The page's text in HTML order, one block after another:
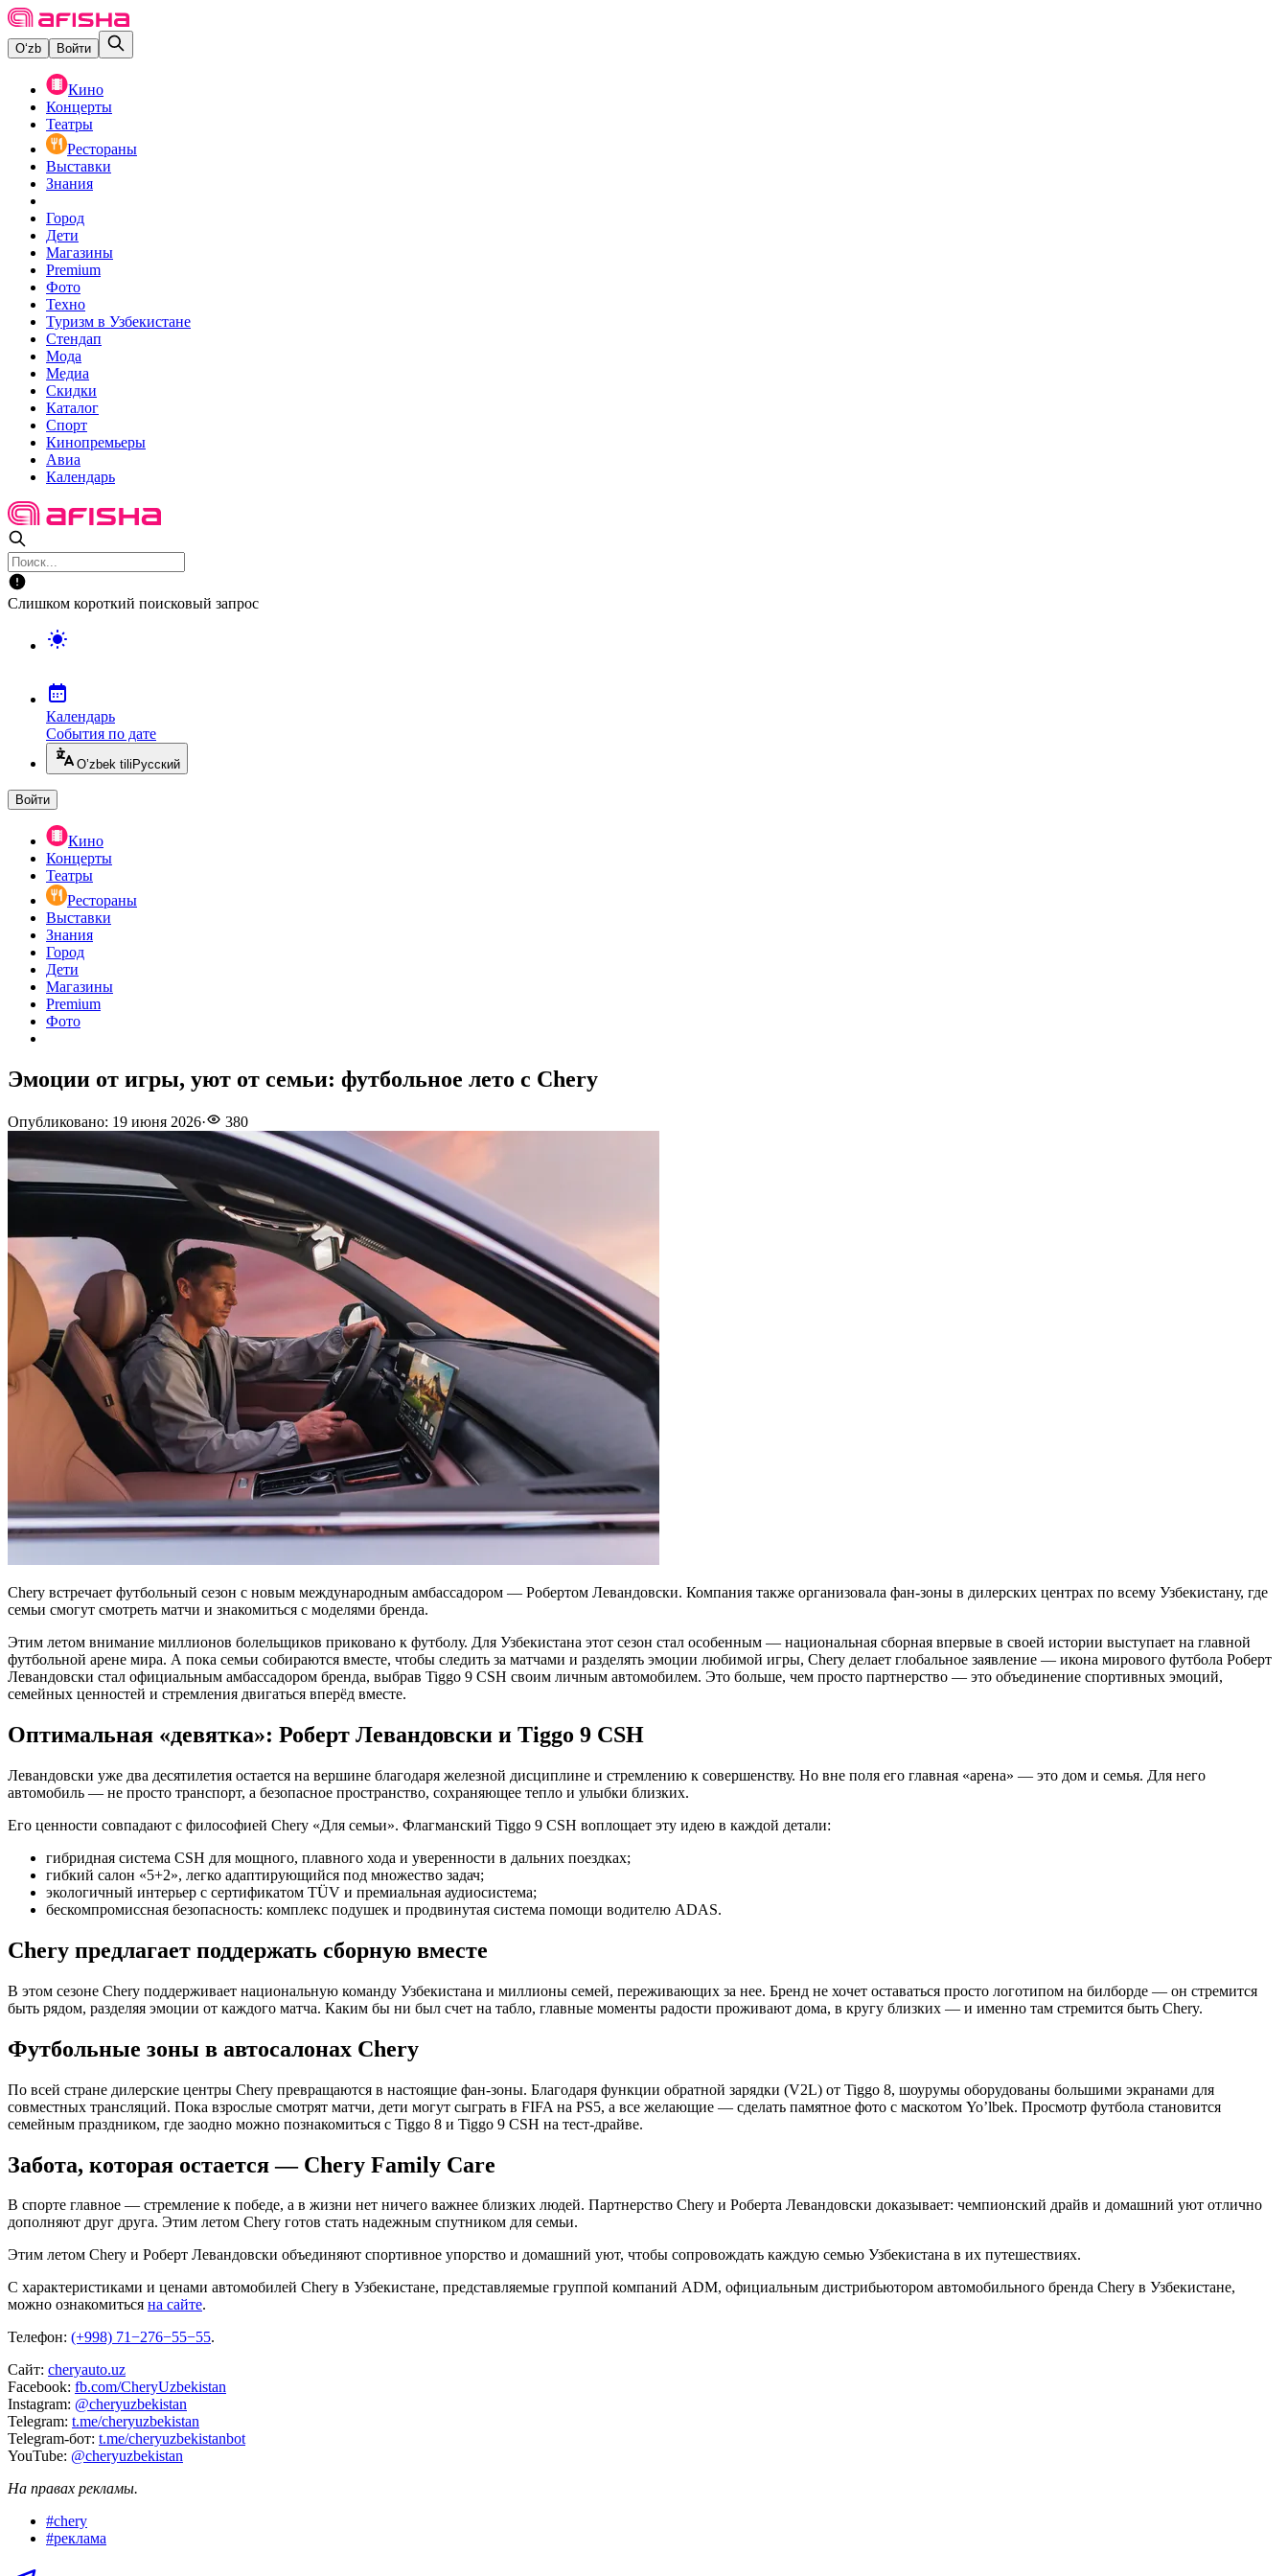
O‘zb Войти
Кино
Концерты
Театры
Рестораны
Выставки
Знания
Город
Дети
Магазины
Premium
Фото
Техно
Туризм в Узбекистане
Стендап
Мода
Медиа
Скидки
Каталог
Спорт
Кинопремьеры
Авиа
Календарь
Слишком короткий поисковый запрос
Календарь
События по дате
O’zbek tili Русский
Войти
Кино
Концерты
Театры
Рестораны
Выставки
Знания
Город
Дети
Магазины
Premium
Фото
Эмоции от игры, уют от семьи: футбольное лето с Chery
Опубликовано: 19 июня 2026· 380
Chery встречает футбольный сезон с новым международным амбассадором — Робертом Левандовски. Компания также организовала фан-зоны в дилерских центрах по всему Узбекистану, где
семьи смогут смотреть матчи и знакомиться с моделями бренда.
Этим летом внимание миллионов болельщиков приковано к футболу. Для Узбекистана этот сезон стал особенным — национальная сборная впервые в своей истории выступает на главной
футбольной арене мира. А пока семьи собираются вместе, чтобы следить за матчами и разделять эмоции любимой игры, Chery делает глобальное заявление — икона мирового футбола Роберт
Левандовски стал официальным амбассадором бренда, выбрав Tiggo 9 CSH своим личным автомобилем. Это больше, чем просто партнерство — это объединение спортивных эмоций,
семейных ценностей и стремления двигаться вперёд вместе.
Оптимальная «девятка»: Роберт Левандовски и Tiggo 9 CSH
Левандовски уже два десятилетия остается на вершине благодаря железной дисциплине и стремлению к совершенству. Но вне поля его главная «арена» — это дом и семья. Для него
автомобиль — не просто транспорт, а безопасное пространство, сохраняющее тепло и улыбки близких.
Его ценности совпадают с философией Chery «Для семьи». Флагманский Tiggo 9 CSH воплощает эту идею в каждой детали:
гибридная система CSH для мощного, плавного хода и уверенности в дальних поездках;
гибкий салон «5+2», легко адаптирующийся под множество задач;
экологичный интерьер с сертификатом TÜV и премиальная аудиосистема;
бескомпромиссная безопасность: комплекс подушек и продвинутая система помощи водителю ADAS.
Chery предлагает поддержать сборную вместе
В этом сезоне Chery поддерживает национальную команду Узбекистана и миллионы семей, переживающих за нее. Бренд не хочет оставаться просто логотипом на билборде — он стремится
быть рядом, разделяя эмоции от каждого матча. Каким бы ни был счет на табло, главные моменты радости проживают дома, в кругу близких — и именно там стремится быть Chery.
Футбольные зоны в автосалонах Chery
По всей стране дилерские центры Chery превращаются в настоящие фан-зоны. Благодаря функции обратной зарядки (V2L) от Tiggo 8, шоурумы оборудованы большими экранами для
совместных трансляций. Пока взрослые смотрят матчи, дети могут сыграть в FIFA на PS5, а все желающие — сделать памятное фото с маскотом Yo’lbek. Просмотр футбола становится
семейным праздником, где заодно можно познакомиться с Tiggo 8 и Tiggo 9 CSH на тест-драйве.
Забота, которая остается — Chery Family Care
В спорте главное — стремление к победе, а в жизни нет ничего важнее близких людей. Партнерство Chery и Роберта Левандовски доказывает: чемпионский драйв и домашний уют отлично
дополняют друг друга. Этим летом Chery готов стать надежным спутником для семьи.
Этим летом Chery и Роберт Левандовски объединяют спортивное упорство и домашний уют, чтобы сопровождать каждую семью Узбекистана в их путешествиях.
C характеристиками и ценами автомобилей Chery в Узбекистане, представляемые группой компаний ADM, официальным дистрибьютором автомобильного бренда Chery в Узбекистане,
можно ознакомиться на сайте.
Телефон: (+998) 71−276−55−55.
Cайт: cheryauto.uz
Facebook: fb.com/CheryUzbekistan
Instagram: @cheryuzbekistan
Telegram: t.me/cheryuzbekistan
Telegram-бот: t.me/cheryuzbekistanbot
YouTube: @cheryuzbekistan
На правах рекламы.
#chery
#реклама